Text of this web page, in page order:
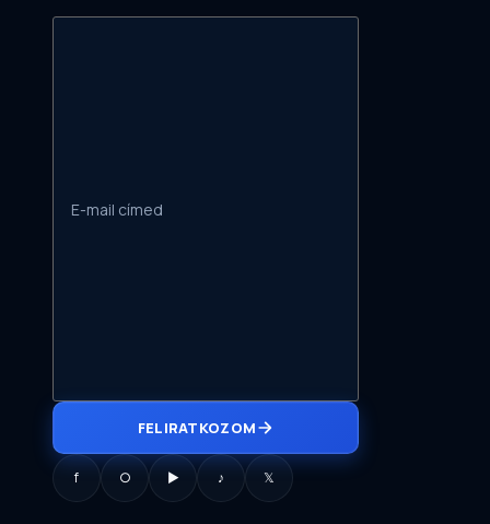
FELIRATKOZOM
f ○ ▶ ♪ 𝕏